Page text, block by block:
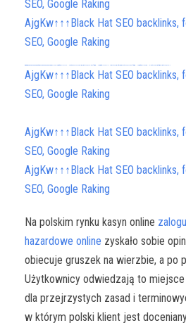
SEO, Google Raking
AjgKw↑↑↑Black Hat SEO backlinks,
SEO, Google Raking
AjgKw↑↑↑Black Hat SEO backlinks,
SEO, Google Raking
AjgKw↑↑↑Black Hat SEO backlinks,
SEO, Google Raking
AjgKw↑↑↑Black Hat SEO backlinks,
SEO, Google Raking
Na polskim rynku kasyn online
hazardowe online zyskało sobie
obiecuje gruszek na wierzbie, a po
Użytkownicy odwiedzają to
dla przejrzystych zasad i
w którym polski klient jest